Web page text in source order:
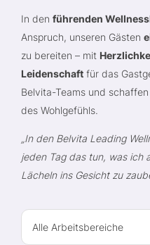
In den führenden
Anspruch, unseren Gästen
zu bereiten – mit
Leidenschaft für das
Belvita-Teams und
des Wohlgefühls.
„In den Belvita Leading
jeden Tag das tun, was ich
Lächeln ins Gesicht zu
Alle Arbeitsbereiche